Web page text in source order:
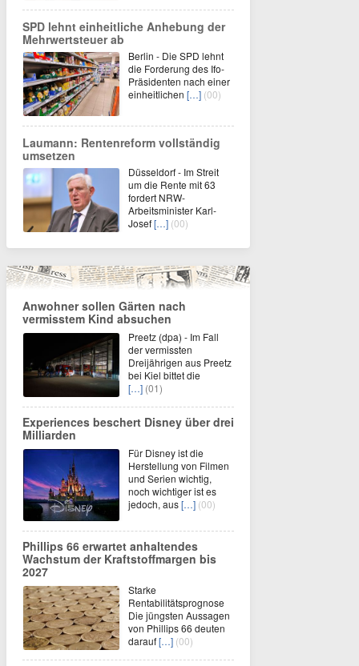
SPD lehnt einheitliche Anhebung der
Mehrwertsteuer ab
Berlin - Die SPD lehnt
die Forderung des Ifo-
Präsidenten nach einer
einheitlichen […] (00)
Laumann: Rentenreform vollständig
umsetzen
Düsseldorf - Im Streit
um die Rente mit 63
fordert NRW-
Arbeitsminister Karl-
Josef[…] (00)
Anwohner sollen Gärten nach
vermisstem Kind absuchen
Preetz (dpa) - Im Fall
der vermissten
Dreijährigen aus Preetz
bei Kiel bittet die
[…] (01)
Experiences beschert Disney über drei
Milliarden
Für Disney ist die
Herstellung von Filmen
und Serien wichtig,
noch wichtiger ist es
jedoch, aus[…] (00)
Phillips 66 erwartet anhaltendes
Wachstum der Kraftstoffmargen bis
2027
Starke
Rentabilitätsprognose
Die jüngsten Aussagen
von Phillips 66 deuten
darauf[…] (00)